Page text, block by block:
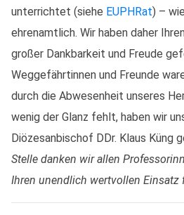
unterrichtet (siehe EUPHRat) –
ehrenamtlich. Wir haben daher
großer Dankbarkeit und Freude
Weggefährtinnen und Freunde
durch die Abwesenheit unseres
wenig der Glanz fehlt, haben wir
Diözesanbischof DDr. Klaus Küng
Stelle danken wir allen
Ihren unendlich wertvollen Einsatz